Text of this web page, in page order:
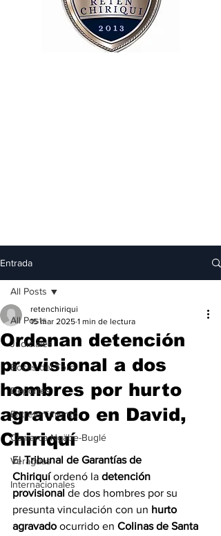
Entrada
All Posts
Judiciales
Bocas del Toro
Deportes
Entretenimiento
Comarca Ngäbe-Buglé
Veraguas
Internacionales
All Posts
Ordenan detención
provisional a dos
hombres por hurto
agravado en David,
Chiriquí
retenchiriqui
15 mar 2025 1 min de lectura
El Tribunal de Garantías de
Chiriquí ordenó la detención
provisional de dos hombres por su
presunta vinculación con un hurto
agravado ocurrido en Colinas de Santa